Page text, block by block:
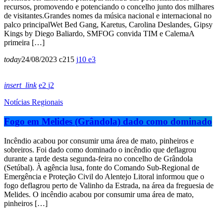
recursos, promovendo e potenciando o concelho junto dos milhares
de visitantes.Grandes nomes da música nacional e internacional no
palco principalWet Bed Gang, Karetus, Carolina Deslandes, Gipsy
Kings by Diego Baliardo, SMFOG convida TIM e CalemaA
primeira […]
today24/08/2023 215 10 3
insert_link 2 2
Notícias Regionais
Fogo em Melides (Grândola) dado como dominado
Incêndio acabou por consumir uma área de mato, pinheiros e
sobreiros. Foi dado como dominado o incêndio que deflagrou
durante a tarde desta segunda-feira no concelho de Grândola
(Setúbal). À agência lusa, fonte do Comando Sub-Regional de
Emergência e Proteção Civil do Alentejo Litoral informou que o
fogo deflagrou perto de Valinho da Estrada, na área da freguesia de
Melides. O incêndio acabou por consumir uma área de mato,
pinheiros […]